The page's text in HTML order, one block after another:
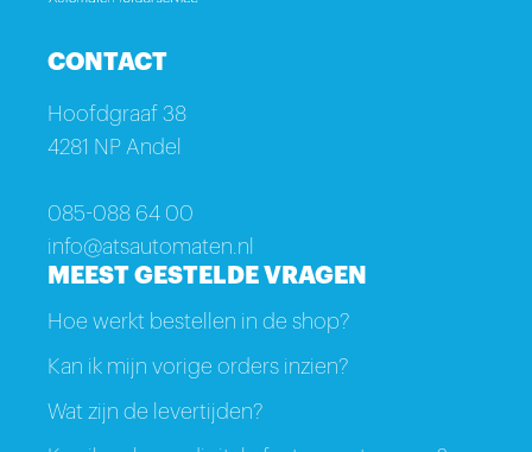
CONTACT
Hoofdgraaf 38
4281 NP Andel
085-088 64 00
info@atsautomaten.nl
MEEST GESTELDE VRAGEN
Hoe werkt bestellen in de shop?
Kan ik mijn vorige orders inzien?
Wat zijn de levertijden?